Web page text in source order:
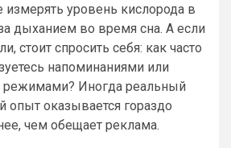
уровень кислорода в
дыханием во время сна. А если
стоит спросить себя: как часто
напоминаниями или
Иногда реальный
опыт оказывается гораздо
чем обещает реклама.